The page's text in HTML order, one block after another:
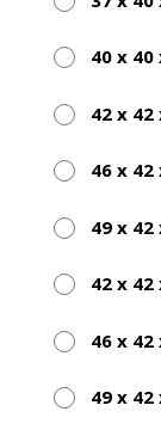
mayor
100%
hacen
40 x 40
42 x 42
46 x 42
49 x 42
42 x 42
46 x 42
49 x 42